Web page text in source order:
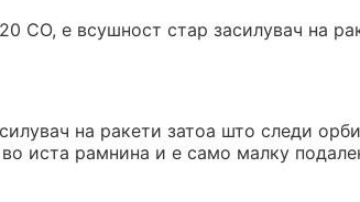
СО, е всушност стар засилувач на
на ракети затоа што следи
иста рамнина и е само малку